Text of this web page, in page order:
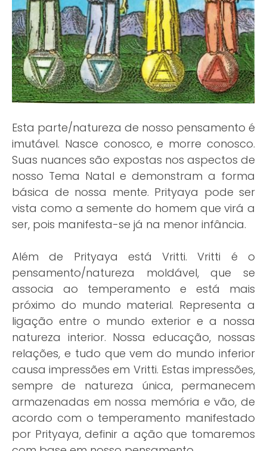
Esta parte/natureza de nosso pensamento é
imutável. Nasce conosco, e morre conosco.
Suas nuances são expostas nos aspectos de
nosso Tema Natal e demonstram a forma
básica de nossa mente. Prityaya pode ser
vista como a semente do homem que virá a
ser, pois manifesta-se já na menor infância.
Além de Prityaya está Vritti. Vritti é o
pensamento/natureza moldável, que se
associa ao temperamento e está mais
próximo do mundo material. Representa a
ligação entre o mundo exterior e a nossa
natureza interior. Nossa educação, nossas
relações, e tudo que vem do mundo inferior
causa impressões em Vritti. Estas impressões,
sempre de natureza única, permanecem
armazenadas em nossa memória e vão, de
acordo com o temperamento manifestado
por Prityaya, definir a ação que tomaremos